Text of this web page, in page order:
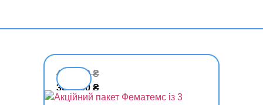
4050,00₴
3645,00 ₴